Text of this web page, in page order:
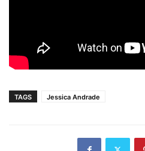
TAGS Jessica Andrade